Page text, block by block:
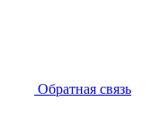
Обратная связь